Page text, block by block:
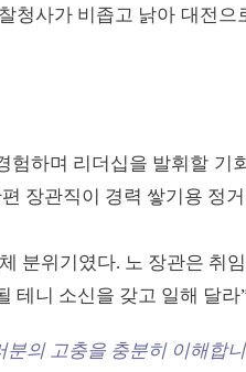
청사가 비좁고 낡아 대전
험하며 리더십을 발휘할
장관직이 경력 쌓기용 정
분위기였다. 노 장관은 취
테니 소신을 갖고 일해 달라
의 고충을 충분히 이해합